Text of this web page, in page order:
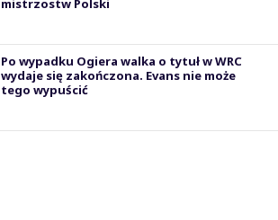
Po wypadku Ogiera walka o tytuł w WRC
wydaje się zakończona. Evans nie może
tego wypuścić